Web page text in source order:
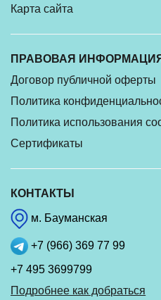
Карта сайта
ПРАВОВАЯ ИНФОРМАЦИЯ
Договор публичной оферты
Политика
Политика использования
Сертификаты
КОНТАКТЫ
м. Бауманская
+7 (966) 369 77 99
+7 495 3699799
Подробнее как добраться